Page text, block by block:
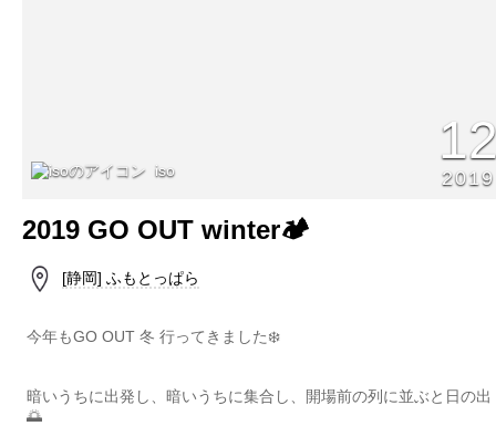
iso 2019
2019 GO OUT winter🏕
[静岡] ふもとっぱら
今年もGO OUT 冬 行ってきました❄️
暗いうちに出発し、暗いうちに集合し、開場前の列に並ぶと日の出
🌅